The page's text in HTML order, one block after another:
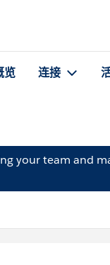
览 连接
your team and